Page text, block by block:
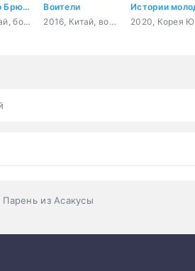
Легенда о Брюсе Ли
2008, Китай, боевик, история, драма, боевые искусства
Воители
2016, Китай, восточные единоборства, политика
Парень из Асакусы